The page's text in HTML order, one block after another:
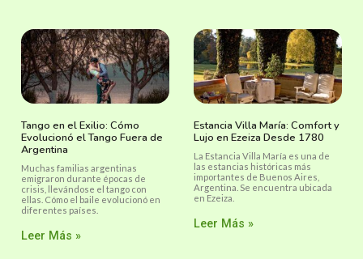
Tango en el Exilio: Cómo
Evolucionó el Tango Fuera de
Argentina
Muchas familias argentinas
emigraron durante épocas de
crisis, llevándose el tango con
ellas. Cómo el baile evolucionó en
diferentes países.
Leer Más »
Estancia Villa María: Comfort y
Lujo en Ezeiza Desde 1780
La Estancia Villa María es una de
las estancias históricas más
importantes de Buenos Aires,
Argentina. Se encuentra ubicada
en Ezeiza.
Leer Más »